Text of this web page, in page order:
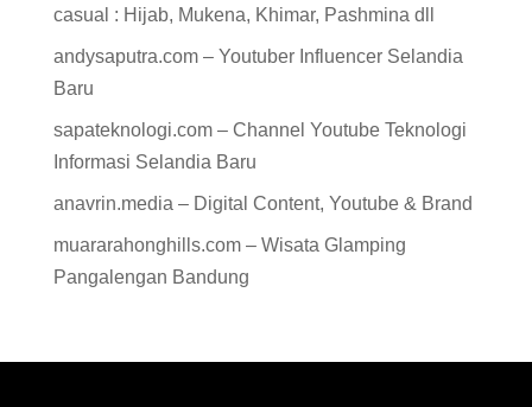
casual : Hijab, Mukena, Khimar, Pashmina dll
andysaputra.com – Youtuber Influencer Selandia
Baru
sapateknologi.com – Channel Youtube Teknologi
Informasi Selandia Baru
anavrin.media – Digital Content, Youtube & Brand
muararahonghills.com – Wisata Glamping
Pangalengan Bandung